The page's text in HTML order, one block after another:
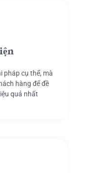
pháp cụ thể, mà
hàng để đề
quả nhất